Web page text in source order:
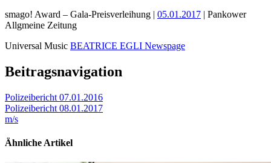
smago! Award – Gala-Preisverleihung | 05.01.2017 | Pankower
Allgmeine Zeitung
Universal Music BEATRICE EGLI Newspage
Beitragsnavigation
Polizeibericht 07.01.2016
Polizeibericht 08.01.2017
m/s
Ähnliche Artikel